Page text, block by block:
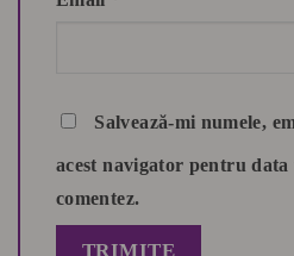
Salvează-mi numele,
acest navigator pentru data
comentez.